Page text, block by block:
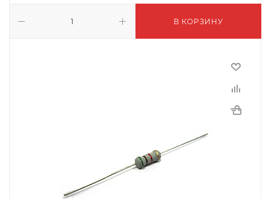
В КОРЗИНУ